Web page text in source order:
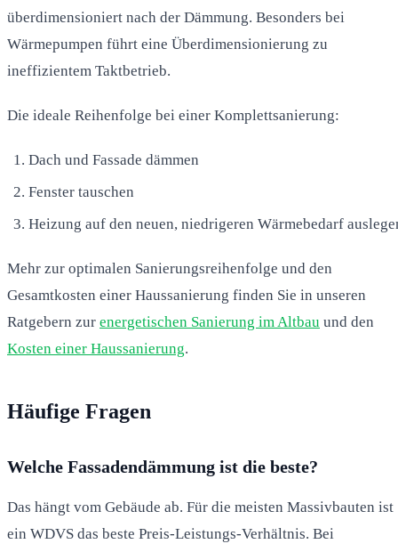
überdimensioniert nach der Dämmung. Besonders bei
Wärmepumpen führt eine Überdimensionierung zu
ineffizientem Taktbetrieb.
Die ideale Reihenfolge bei einer Komplettsanierung:
Dach und Fassade dämmen
Fenster tauschen
Heizung auf den neuen, niedrigeren Wärmebedarf
Mehr zur optimalen Sanierungsreihenfolge und den
Gesamtkosten einer Haussanierung finden Sie in unseren
Ratgebern zur energetischen Sanierung im Altbau und den
Kosten einer Haussanierung.
Häufige Fragen
Welche Fassadendämmung ist die beste?
Das hängt vom Gebäude ab. Für die meisten Massivbauten ist
ein WDVS das beste Preis-Leistungs-Verhältnis. Bei